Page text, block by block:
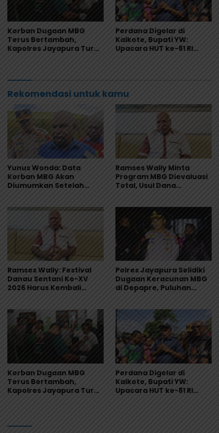
Korban Dugaan MBG
Terus Bertambah,
Kapolres Jayapura Turun
Perdana Digelar di
Kalkote, Bupati YW:
Upacara HUT ke-81 RI
Rekomendasi untuk kamu
Yunus Wonda: Data
Korban MBG Akan
Diumumkan Setelah
Ramses Wally Minta
Program MBG Dievaluasi
Total, Usul Dana
Ramses Wally: Festival
Danau Sentani Ke-XV
2026 Harus Kembali
Polres Jayapura Selidiki
Dugaan Keracunan MBG
di Depapre, Puluhan
Korban Dugaan MBG
Terus Bertambah,
Kapolres Jayapura Turun
Perdana Digelar di
Kalkote, Bupati YW:
Upacara HUT ke-81 RI